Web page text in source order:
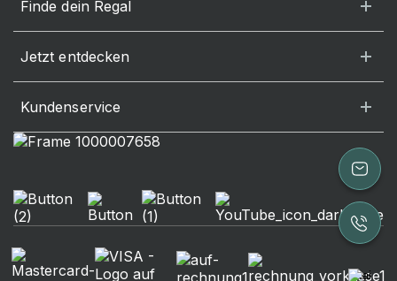
Finde dein Regal
Jetzt entdecken
Kundenservice